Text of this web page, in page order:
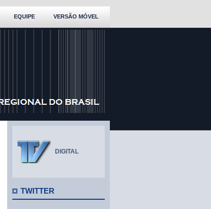
EQUIPE VERSÃO MÓVEL
DIGITAL
TWITTER